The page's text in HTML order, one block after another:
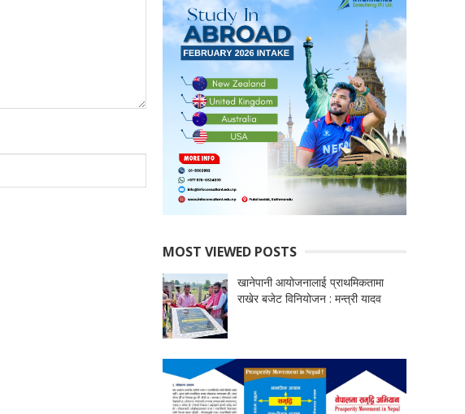
MOST VIEWED POSTS
खानेपानी आयोजनालाई प्राथमिकतामा
राखेर बजेट विनियोजन : मन्त्री यादव